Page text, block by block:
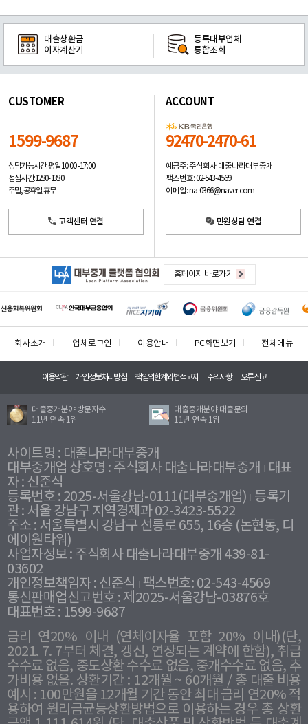
대출상환금
이자계산기
등록대부업체
통합조회
CUSTOMER
1599-9687
상담가능시간: 평일10:00 -17:00
점심시간: 12:30 - 13:30
주말, 공휴일 휴무
고객센터 연결
ACCOUNT
92470-2470-61
예금주: 주식회사 대출나라대부중개
팩스번호: 02-543-4569
이메일: na-0366@naver.com
민원상담 연결
홈페이지 바로가기
회사소개 업체로그인 이용안내 PC화면보기 전체메뉴
이용약관 개인정보처리방침 책임의한계와법적고지 주의사항 오류신고
대출중개분야 방문자수
11년 연속 1위
대출중개분야 대출문의
11년 연속 1위
사이트명 : 대출나라대부중개
대부중개업 상호명 : 주식회사 대출나라대부중개
대표
자 : 신준식
등록번호 : 2025-서울강남-0111(대부중개업) 등록기
관 : 서울 강남구 지역경제과 02-3423-5522
주소 : 서울특별시 강남구 선릉로 655, 16층 (논현동, 디
에이원타워)
사업자정보 : 주식회사 대출나라대부중개 439-81-
03602
개인정보책임자 : 신준식
팩스번호: 02-543-4569
통신판매업신고번호 : 제2025-서울강남-03876호
대표번호 : 1599-9687
금리 연20% 이내 (연체이자율 포함 20% 이내)(단,
2021. 7. 7부터 체결, 갱신, 연장되는 계약에 한함), 취급
수수료 없음, 중도상환 수수료 없음, 중개수수료 없음, 추
가비용 없음. 상환기간 : 12개월 ~ 60개월 / 총 대출 비용
예시 : 100만원을 12개월 기간 동안 최대 금리 연20% 적
용하여 원리금균등상환방법으로 이용하는 경우 총 상환